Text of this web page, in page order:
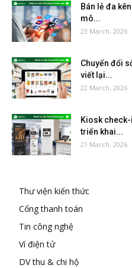
Bán lẻ đa
mô...
23 March, 2026
Chuyển đổi
viết lại...
22 March, 2026
Kiosk
triển khai...
21 March, 2026
Thư viện kiến thức
Cổng thanh toán
Tin công nghệ
Ví điện tử
DV thu & chi hộ